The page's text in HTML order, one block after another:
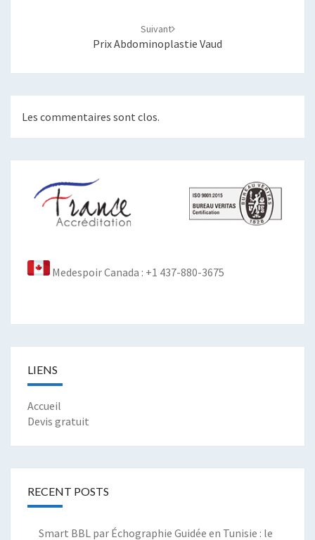
Suivant
Prix Abdominoplastie Vaud
Les commentaires sont clos.
Medespoir Canada : +1 437-880-3675
LIENS
Accueil
Devis gratuit
RECENT POSTS
Smart BBL par Échographie Guidée en Tunisie : le